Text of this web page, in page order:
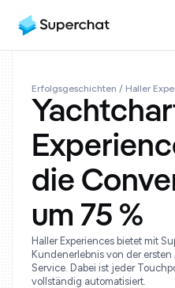
Erfolgsgeschichten / Haller
die
um 75 %
Haller Experiences bietet mit
Kundenerlebnis von der
Service. Dabei ist jeder
vollständig automatisiert.